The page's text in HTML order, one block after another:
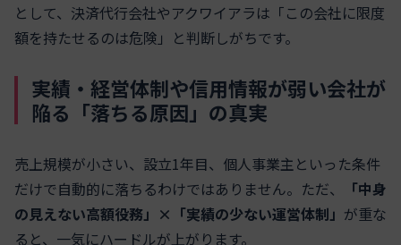
として、決済代行会社やアクワイアラは「この会社に限度
額を持たせるのは危険」と判断しがちです。
実績・経営体制や信用情報が弱い会社が
陥る「落ちる原因」の真実
売上規模が小さい、設立1年目、個人事業主といった条件
だけで自動的に落ちるわけではありません。ただ、
「中身
の見えない高額役務」×「実績の少ない運営体制」 が重な
ると、一気にハードルが上がります。